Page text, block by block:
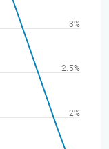
2%
2.5%
3%